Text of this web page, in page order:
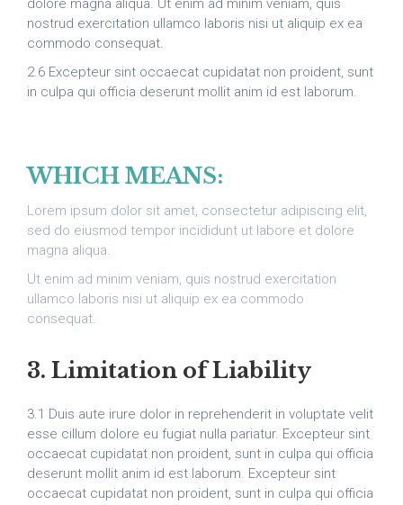
dolore magna aliqua. Ut enim ad minim veniam, quis
nostrud exercitation ullamco laboris nisi ut aliquip ex ea
commodo consequat.
2.6 Excepteur sint occaecat cupidatat non proident, sunt
in culpa qui officia deserunt mollit anim id est laborum.
WHICH MEANS:
Lorem ipsum dolor sit amet, consectetur adipiscing elit,
sed do eiusmod tempor incididunt ut labore et dolore
magna aliqua.
Ut enim ad minim veniam, quis nostrud exercitation
ullamco laboris nisi ut aliquip ex ea commodo
consequat.
3. Limitation of Liability
3.1 Duis aute irure dolor in reprehenderit in voluptate velit
esse cillum dolore eu fugiat nulla pariatur. Excepteur sint
occaecat cupidatat non proident, sunt in culpa qui officia
deserunt mollit anim id est laborum. Excepteur sint
occaecat cupidatat non proident, sunt in culpa qui officia